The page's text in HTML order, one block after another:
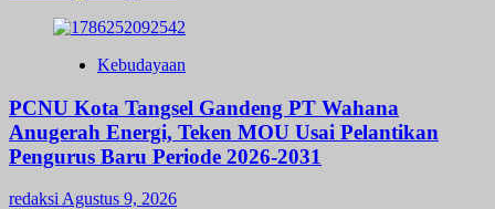
Kebudayaan
PCNU Kota Tangsel Gandeng PT Wahana
Anugerah Energi, Teken MOU Usai Pelantikan
Pengurus Baru Periode 2026-2031
redaksi Agustus 9, 2026